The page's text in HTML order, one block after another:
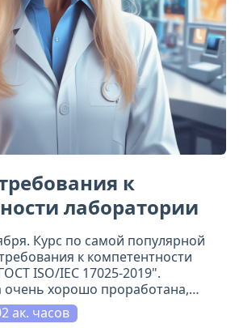
к
лаборатории
Курс по самой популярной
к компетентности
ISO/IEC 17025-2019".
очень хорошо проработана,
Всё по делу и на самом
ак. часов